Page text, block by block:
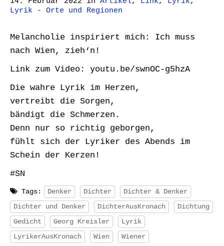
Lyrik - Orte und Regionen
Melancholie inspiriert mich: Ich muss
nach Wien, zieh‘n!
Link zum Video: youtu.be/swnOC-g5hzA
Die wahre Lyrik im Herzen,
vertreibt die Sorgen,
bändigt die Schmerzen.
Denn nur so richtig geborgen,
fühlt sich der Lyriker des Abends im
Schein der Kerzen!
#SN
Tags: Denker Dichter
Dichter & Denker
Dichter und Denker
DichterAusKronach
Dichtung
Gedicht
Georg Kreisler
Lyrik
LyrikerAusKronach
Wien Wiener